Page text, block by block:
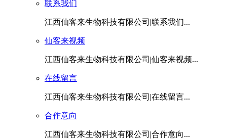
联系我们
江西仙客来生物科技有限公司|联系我们...
仙客来视频
江西仙客来生物科技有限公司|仙客来视频...
在线留言
江西仙客来生物科技有限公司|在线留言...
合作意向
江西仙客来生物科技有限公司|合作意向...